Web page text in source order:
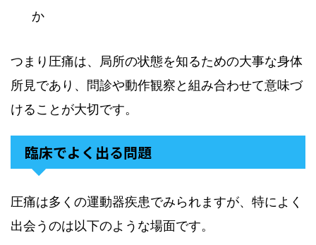
か
つまり圧痛は、局所の状態を知るための大事な身体
所見であり、問診や動作観察と組み合わせて意味づ
けることが大切です。
臨床でよく出る問題
圧痛は多くの運動器疾患でみられますが、特によく
出会うのは以下のような場面です。